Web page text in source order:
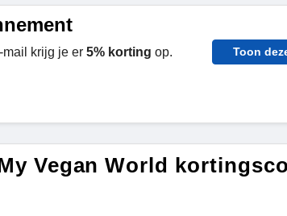
mail krijg je er 5% korting op. Toon
Vegan World